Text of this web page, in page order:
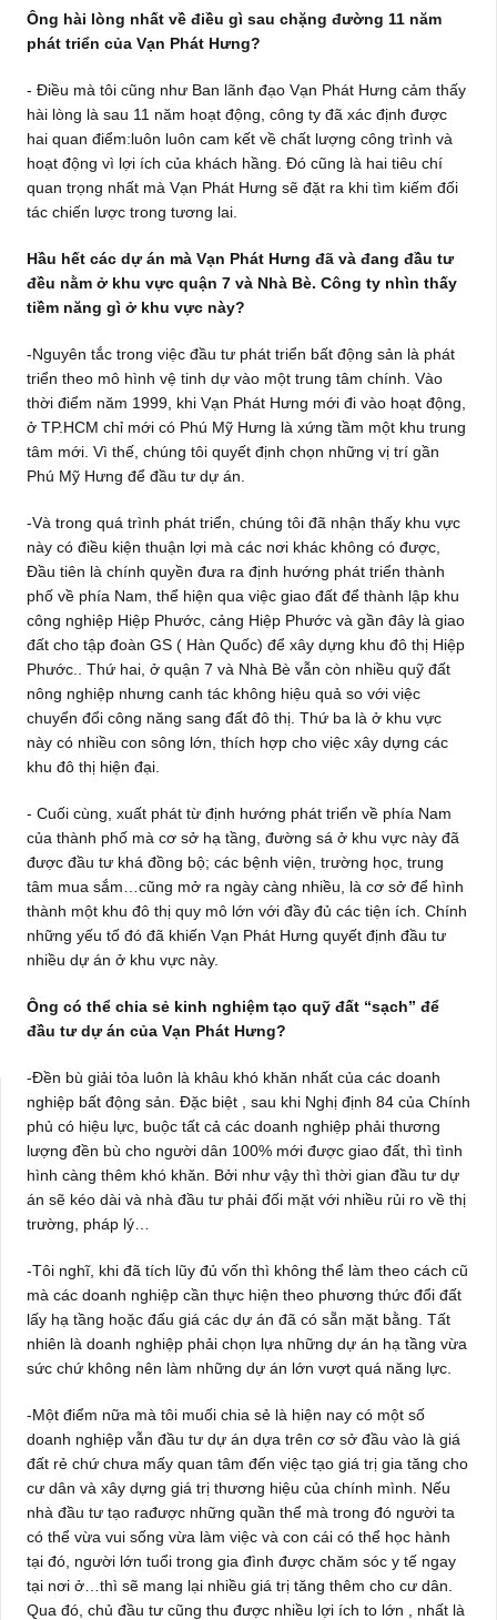
Ông hài lòng nhất về điều gì sau chặng đường 11 năm
phát triển của Vạn Phát Hưng?
- Điều mà tôi cũng như Ban lãnh đạo Vạn Phát Hưng cảm thấy
hài lòng là sau 11 năm hoạt động, công ty đã xác định được
hai quan điểm:luôn luôn cam kết về chất lượng công trình và
hoạt động vì lợi ích của khách hầng. Đó cũng là hai tiêu chí
quan trọng nhất mà Vạn Phát Hưng sẽ đặt ra khi tìm kiếm đối
tác chiến lược trong tương lai.
Hầu hết các dự án mà Vạn Phát Hưng đã và đang đầu tư
đều nằm ở khu vực quận 7 và Nhà Bè. Công ty nhìn thấy
tiềm năng gì ở khu vực này?
-Nguyên tắc trong việc đầu tư phát triển bất động sản là phát
triển theo mô hình vệ tinh dự vào một trung tâm chính. Vào
thời điểm năm 1999, khi Vạn Phát Hưng mới đi vào hoạt động,
ở TP.HCM chỉ mới có Phú Mỹ Hưng là xứng tầm một khu trung
tâm mới. Vì thế, chúng tôi quyết định chọn những vị trí gần
Phú Mỹ Hưng để đầu tư dự án.
-Và trong quá trình phát triển, chúng tôi đã nhận thấy khu vực
này có điều kiện thuận lợi mà các nơi khác không có được,
Đầu tiên là chính quyền đưa ra định hướng phát triển thành
phố về phía Nam, thể hiện qua việc giao đất để thành lập khu
công nghiệp Hiệp Phước, cảng Hiệp Phước và gần đây là giao
đất cho tập đoàn GS ( Hàn Quốc) để xây dựng khu đô thị Hiệp
Phước.. Thứ hai, ở quận 7 và Nhà Bè vẫn còn nhiều quỹ đất
nông nghiệp nhưng canh tác không hiệu quả so với việc
chuyển đổi công năng sang đất đô thị. Thứ ba là ở khu vực
này có nhiều con sông lớn, thích hợp cho việc xây dựng các
khu đô thị hiện đại.
- Cuối cùng, xuất phát từ định hướng phát triển về phía Nam
của thành phố mà cơ sở hạ tầng, đường sá ở khu vực này đã
được đầu tư khá đồng bộ; các bệnh viện, trường học, trung
tâm mua sắm…cũng mở ra ngày càng nhiều, là cơ sở để hình
thành một khu đô thị quy mô lớn với đầy đủ các tiện ích. Chính
những yếu tố đó đã khiến Vạn Phát Hưng quyết định đầu tư
nhiều dự án ở khu vực này.
Ông có thể chia sẻ kinh nghiệm tạo quỹ đất “sạch” để
đầu tư dự án của Vạn Phát Hưng?
-Đền bù giải tỏa luôn là khâu khó khăn nhất của các doanh
nghiệp bất động sản. Đặc biệt , sau khi Nghị định 84 của Chính
phủ có hiệu lực, buộc tất cả các doanh nghiệp phải thương
lượng đền bù cho người dân 100% mới được giao đất, thì tình
hình càng thêm khó khăn. Bởi như vậy thì thời gian đầu tư dự
án sẽ kéo dài và nhà đầu tư phải đối mặt với nhiều rủi ro về thị
trường, pháp lý…
-Tôi nghĩ, khi đã tích lũy đủ vốn thì không thể làm theo cách cũ
mà các doanh nghiệp cần thực hiện theo phương thức đổi đất
lấy hạ tầng hoặc đấu giá các dự án đã có sẵn mặt bằng. Tất
nhiên là doanh nghiệp phải chọn lựa những dự án hạ tầng vừa
sức chứ không nên làm những dự án lớn vượt quá năng lực.
-Một điểm nữa mà tôi muối chia sẻ là hiện nay có một số
doanh nghiệp vẫn đầu tư dự án dựa trên cơ sở đầu vào là giá
đất rẻ chứ chưa mấy quan tâm đến việc tạo giá trị gia tăng cho
cư dân và xây dựng giá trị thương hiệu của chính mình. Nếu
nhà đầu tư tạo rađược những quần thể mà trong đó người ta
có thể vừa vui sống vừa làm việc và con cái có thể học hành
tại đó, người lớn tuổi trong gia đình được chăm sóc y tế ngay
tại nơi ở…thì sẽ mang lại nhiều giá trị tăng thêm cho cư dân.
Qua đó, chủ đầu tư cũng thu được nhiều lợi ích to lớn , nhất là